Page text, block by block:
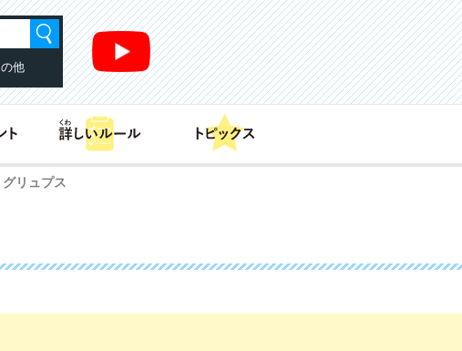
他
方へ・あそび方商品情報 カードリスト
リュプス